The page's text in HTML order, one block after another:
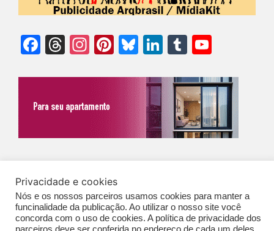
Facebook
Threads
Instagram
Pinterest
Bluesky
LinkedIn
Tumblr
Expediente|Contato|Newsletter
GERAIS DE PUBLICAÇÃO (CGP
Privacidade e cookies
Nós e os nossos parceiros usamos cookies para manter a
funcinalidade da publicação. Ao utilizar o nosso site você
concorda com o uso de cookies. A política de privacidade dos